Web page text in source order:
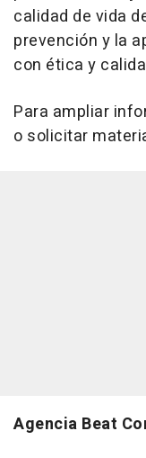
calidad de vida
prevención y la
con ética y
Para ampliar
o solicitar
Agencia Beat